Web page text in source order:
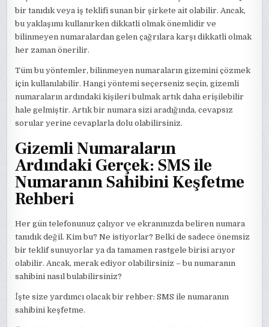
bir tanıdık veya iş teklifi sunan bir şirkete ait olabilir. Ancak,
bu yaklaşımı kullanırken dikkatli olmak önemlidir ve
bilinmeyen numaralardan gelen çağrılara karşı dikkatli olmak
her zaman önerilir.
Tüm bu yöntemler, bilinmeyen numaraların gizemini çözmek
için kullanılabilir. Hangi yöntemi seçerseniz seçin, gizemli
numaraların ardındaki kişileri bulmak artık daha erişilebilir
hale gelmiştir. Artık bir numara sizi aradığında, cevapsız
sorular yerine cevaplarla dolu olabilirsiniz.
Gizemli Numaraların
Ardındaki Gerçek: SMS ile
Numaranın Sahibini Keşfetme
Rehberi
Her gün telefonunuz çalıyor ve ekranınızda beliren numara
tanıdık değil. Kim bu? Ne istiyorlar? Belki de sadece önemsiz
bir teklif sunuyorlar ya da tamamen rastgele birisi arıyor
olabilir. Ancak, merak ediyor olabilirsiniz – bu numaranın
sahibini nasıl bulabilirsiniz?
İşte size yardımcı olacak bir rehber: SMS ile numaranın
sahibini keşfetme.